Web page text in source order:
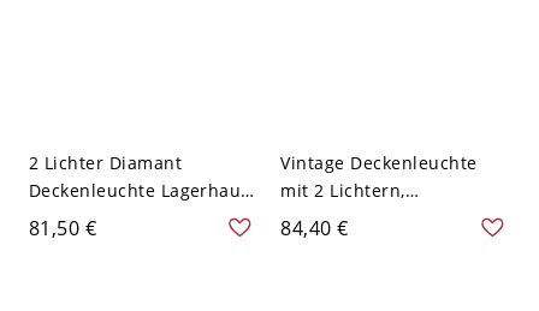
2 Lichter Diamant
Deckenleuchte Lagerhaus
Schwarz Finish Klares
Glas Halbflächen-
81,50 €
Vintage Deckenleuchte
mit 2 Lichtern,
halbmontierte
Beleuchtung in Schwarz
84,40 €